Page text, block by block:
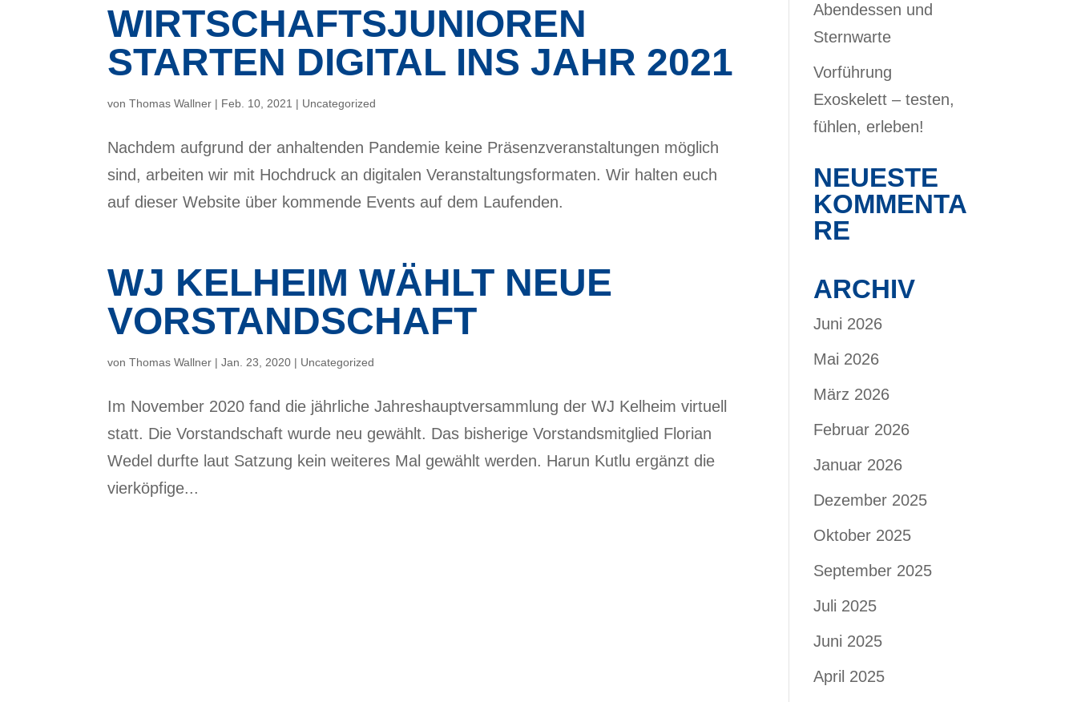
WIRTSCHAFTSJUNIOREN
STARTEN DIGITAL INS JAHR 2021
vonThomas Wallner | Feb. 10, 2021 | Uncategorized
Nachdem aufgrund der anhaltenden Pandemie keine Präsenzveranstaltungen möglich
sind, arbeiten wir mit Hochdruck an digitalen Veranstaltungsformaten. Wir halten euch
auf dieser Website über kommende Events auf dem Laufenden.
WJ KELHEIM WÄHLT NEUE
VORSTANDSCHAFT
vonThomas Wallner |Jan. 23, 2020 | Uncategorized
Im November 2020 fand die jährliche Jahreshauptversammlung der WJ Kelheim virtuell
statt. Die Vorstandschaft wurde neu gewählt. Das bisherige Vorstandsmitglied Florian
Wedel durfte laut Satzung kein weiteres Mal gewählt werden. Harun Kutlu ergänzt die
vierköpfige...
Abendessen und
Sternwarte
Vorführung
Exoskelett – testen,
fühlen, erleben!
NEUESTE
KOMMENTA
RE
ARCHIV
Juni 2026
Mai 2026
März 2026
Februar 2026
Januar 2026
Dezember 2025
Oktober 2025
September 2025
Juli 2025
Juni 2025
April 2025